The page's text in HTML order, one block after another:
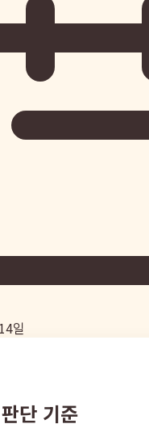
일
단 기준